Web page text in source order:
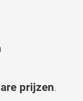
prijzen.